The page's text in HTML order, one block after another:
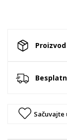
Sačuvajte